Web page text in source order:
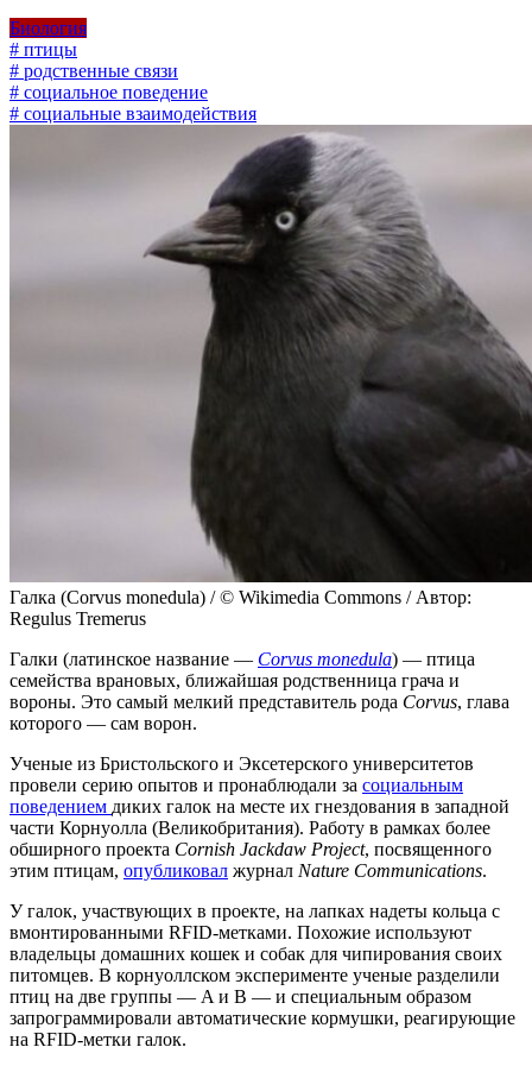
Биология
# птицы
# родственные связи
# социальное поведение
# социальные взаимодействия
Галка (Corvus monedula) / © Wikimedia Commons / Автор:
Regulus Tremerus
Галки (латинское название — Corvus monedula) — птица
семейства врановых, ближайшая родственница грача и
вороны. Это самый мелкий представитель рода Corvus, глава
которого — сам ворон.
Ученые из Бристольского и Эксетерского университетов
провели серию опытов и пронаблюдали за социальным
поведением диких галок на месте их гнездования в западной
части Корнуолла (Великобритания). Работу в рамках более
обширного проекта Cornish Jackdaw Project, посвященного
этим птицам, опубликовал журнал Nature Communications.
У галок, участвующих в проекте, на лапках надеты кольца с
вмонтированными RFID-метками. Похожие используют
владельцы домашних кошек и собак для чипирования своих
питомцев. В корнуоллском эксперименте ученые разделили
птиц на две группы — A и B — и специальным образом
запрограммировали автоматические кормушки, реагирующие
на RFID-метки галок.